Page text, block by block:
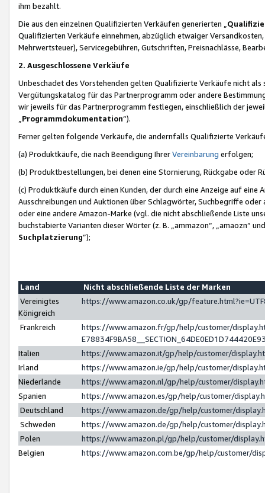
ihm bezahlt.
Die aus den einzelnen Qualifizierten Verkäufen generierten „
Qualifizierten Verkäufe einnehmen, abzüglich etwaiger
Mehrwertsteuer), Servicegebühren, Gutschriften, Preisnachlässe,
2. Ausgeschlossene Verkäufe
Unbeschadet des Vorstehenden gelten Qualifizierte Verkäufe nicht
Vergütungskatalog für das Partnerprogramm oder andere
wir jeweils für das Partnerprogramm festlegen, einschließlich der
Programmdokumentation“).
Ferner gelten folgende Verkäufe, die andernfalls Qualifizierte
(a) Produktkäufe, die nach Beendigung IhrerVereinbarung erfolgen;
(b) Produktbestellungen, bei denen eine Stornierung, Rückgabe oder
(c) Produktkäufe durch einen Kunden, der durch eine Anzeige auf
Ausschreibungen und Auktionen über Schlagwörter, Suchbegriffe
oder eine andere Amazon-Marke (vgl. die nicht abschließende Liste
buchstabierte Varianten dieser Wörter (z. B. „ammazon“, „amaozn“
Suchplatzierung”);
Land
Nicht abschließende Liste der Marken
Vereinigtes
Königreich
https://www.amazon.co.uk/gp/
Frankreich
https://www.amazon.fr/gp/help/customer/
Italien
https://www.amazon.it/gp/help/customer/
Irland
https://www.amazon.ie/gp/help/customer/
Niederlande
https://www.amazon.nl/gp/help/customer/
Spanien
https://www.amazon.es/gp/help/customer/
Deutschland
https://www.amazon.de/gp/help/customer/
Schweden
https://www.amazon.de/gp/help/customer/
Polen
https://www.amazon.pl/gp/help/customer/
Belgien
https://www.amazon.com.be/gp/help/customer/